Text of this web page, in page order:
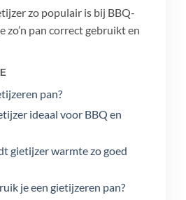
zo populair is bij BBQ-
zo’n pan correct gebruikt en
pan?
ideaal voor BBQ en
gietijzer warmte zo goed
je een gietijzeren pan?